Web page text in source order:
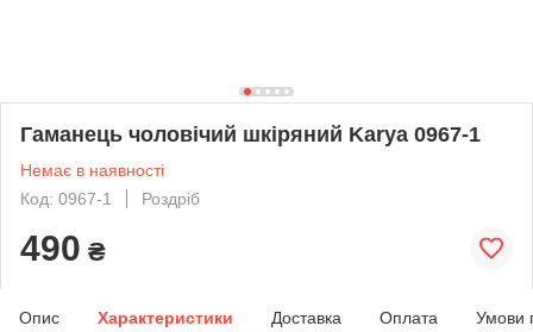
Гаманець чоловічий шкіряний Karya 0967-1
Немає в наявності
Код: 0967-1
Роздріб
490 ₴
Опис Характеристики Доставка Оплата Умови